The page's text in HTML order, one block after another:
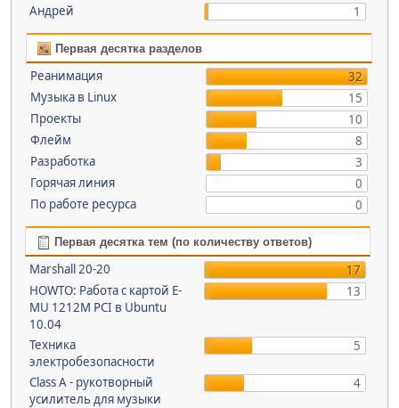
Андрей
1
Первая десятка разделов
Реанимация
32
Музыка в Linux
15
Проекты
10
Флейм
8
Разработка
3
Горячая линия
0
По работе ресурса
0
Первая десятка тем (по количеству ответов)
Marshall 20-20
17
HOWTO: Работа с картой E-
MU 1212M PCI в Ubuntu
10.04
13
Техника
электробезопасности
5
Class A - рукотворный
усилитель для музыки
4